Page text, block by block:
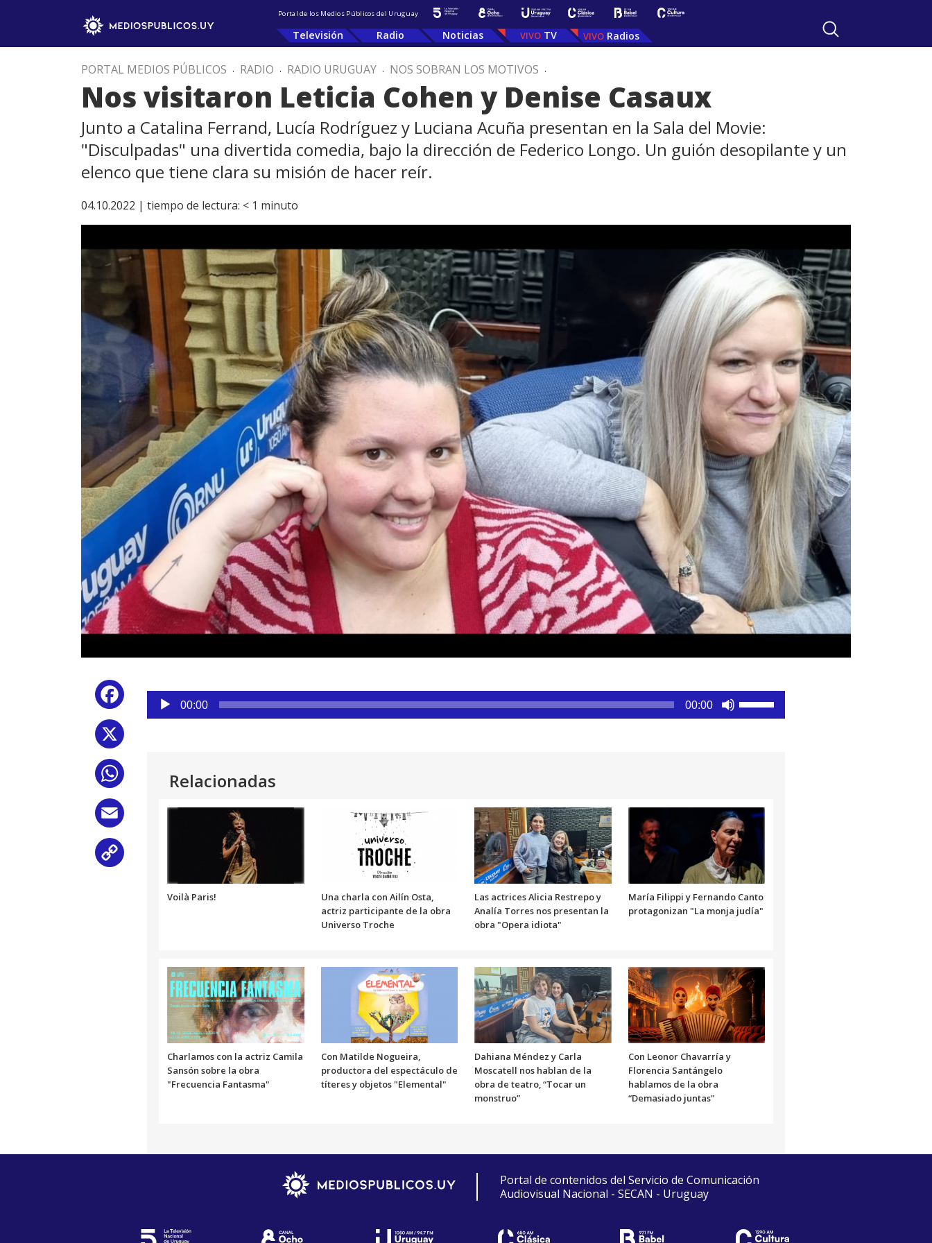
Portal de los Medios Públicos del Uruguay
Televisión Radio Noticias TV Radios
PORTAL MEDIOS PÚBLICOS . RADIO . RADIO URUGUAY . NOS SOBRAN LOS MOTIVOS .
Nos visitaron Leticia Cohen y Denise Casaux
Junto a Catalina Ferrand, Lucía Rodríguez y Luciana Acuña presentan en la Sala del Movie:
"Disculpadas" una divertida comedia, bajo la dirección de Federico Longo. Un guión desopilante y un
elenco que tiene clara su misión de hacer reír.
04.10.2022 | tiempo de lectura: < 1 minuto
Facebook
WhatsApp
Reproductor
audio
00:00 00:00
aumentar
o
disminuir
el
volumen.
Relacionadas
Voilà Paris!
Una charla con Ailín Osta,
actriz participante de la obra
Universo Troche
Las actrices Alicia Restrepo y
Analía Torres nos presentan la
obra "Opera idiota"
María Filippi y Fernando Canto
protagonizan "La monja judía"
Charlamos con la actriz Camila
Sansón sobre la obra
"Frecuencia Fantasma"
Con Matilde Nogueira,
productora del espectáculo de
títeres y objetos "Elemental"
Dahiana Méndez y Carla
Moscatell nos hablan de la
obra de teatro, “Tocar un
monstruo”
Con Leonor Chavarría y
Florencia Santángelo
hablamos de la obra
“Demasiado juntas"
Portal de contenidos del Servicio de Comunicación
Audiovisual Nacional - SECAN - Uruguay